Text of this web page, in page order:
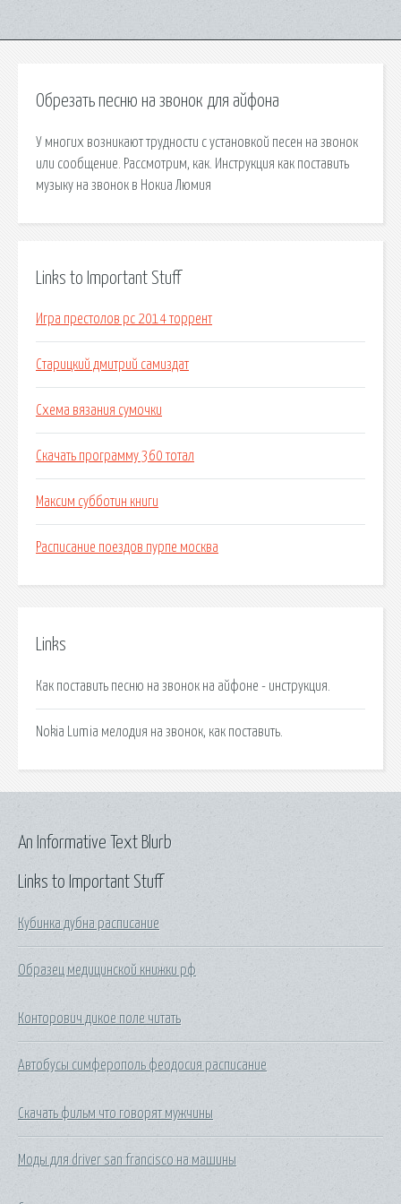
Обрезать песню на звонок для айфона
У многих возникают трудности с установкой песен на звонок
или сообщение. Рассмотрим, как. Инструкция как поставить
музыку на звонок в Нокиа Люмия
Links to Important Stuff
Игра престолов pc 2014 торрент
Старицкий дмитрий самиздат
Схема вязания сумочки
Скачать программу 360 тотал
Максим субботин книги
Расписание поездов пурпе москва
Links
Как поставить песню на звонок на айфоне - инструкция.
Nokia Lumia мелодия на звонок, как поставить.
Links to Important Stuff
Кубинка дубна расписание
Образец медицинской книжки рф
Конторович дикое поле читать
Автобусы симферополь феодосия расписание
Скачать фильм что говорят мужчины
Моды для driver san francisco на машины
An Informative Text Blurb